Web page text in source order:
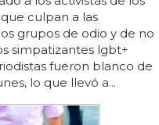
culpan a las
grupos de odio y de no
simpatizantes lgbt+
fueron blanco de
lo que llevó a...